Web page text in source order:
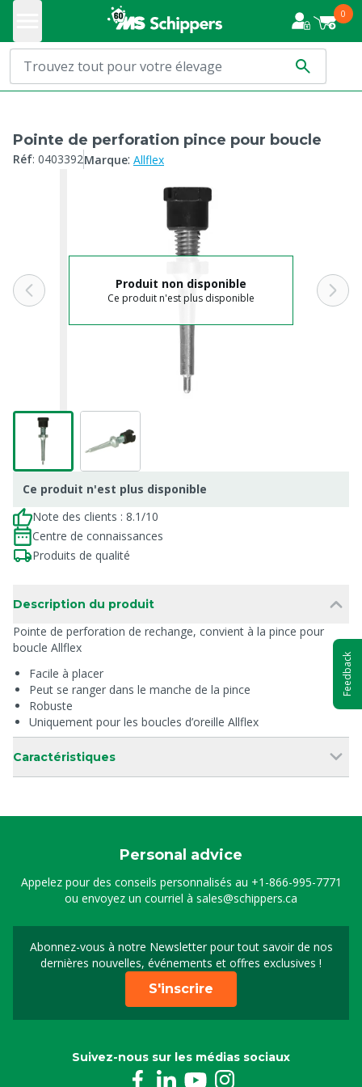
0
Pointe de perforation pince pour boucle
Réf: 0403392Marque: Allflex
Produit non disponible
Ce produit n'est plus disponible
Ce produit n'est plus disponible
Note des clients : 8.1/10
Centre de connaissances
Produits de qualité
Description du produit
Pointe de perforation de rechange, convient à la pince pour
boucle Allflex
Facile à placer
Peut se ranger dans le manche de la pince
Robuste
Uniquement pour les boucles d’oreille Allflex
Caractéristiques
Personal advice
Appelez pour des conseils personnalisés au +1-866-995-7771
ou envoyez un courriel à sales@schippers.ca
Abonnez-vous à notre Newsletter pour tout savoir de nos
dernières nouvelles, événements et offres exclusives !
Sign up for our
S'inscrire
Suivez-nous sur les médias sociaux
Feedback